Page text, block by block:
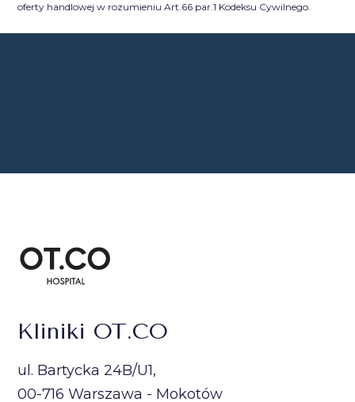
oferty handlowej w rozumieniu Art.66 par.1 Kodeksu Cywilnego.
Kliniki OT.CO
ul. Bartycka 24B/U1,
00-716 Warszawa - Mokotów